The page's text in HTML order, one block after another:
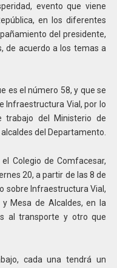
evento que viene
en los diferentes
del presidente,
de acuerdo a los temas a
es el número 58, y que se
Infraestructura Vial, por lo
trabajo del Ministerio de
del Departamento.
Colegio de Comfacesar,
20, a partir de las 8 de
sobre Infraestructura Vial,
y Mesa de Alcaldes, en la
al transporte y otro que
cada una tendrá un